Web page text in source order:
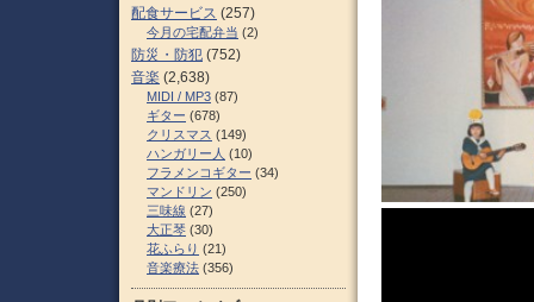
配食サービス (257)
今月の宅配弁当 (2)
防災・防犯 (752)
音楽 (2,638)
MIDI / MP3 (87)
ギター (678)
クリスマス (149)
ハンガリー人 (10)
フラメンコギター (34)
マンドリン (250)
三味線 (27)
大正琴 (30)
花ふらり (21)
音楽療法 (356)